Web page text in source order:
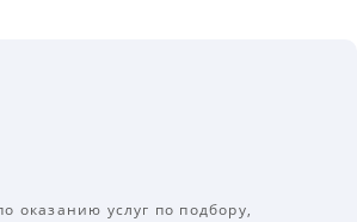
оказанию услуг по подбору,